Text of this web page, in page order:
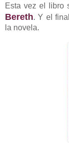
Esta vez el libro
Bereth. Y el
la novela.